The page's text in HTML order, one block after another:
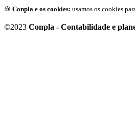
🍪 Conpla e os cookies: usamos os cookies
©2023 Conpla - Contabilidade e